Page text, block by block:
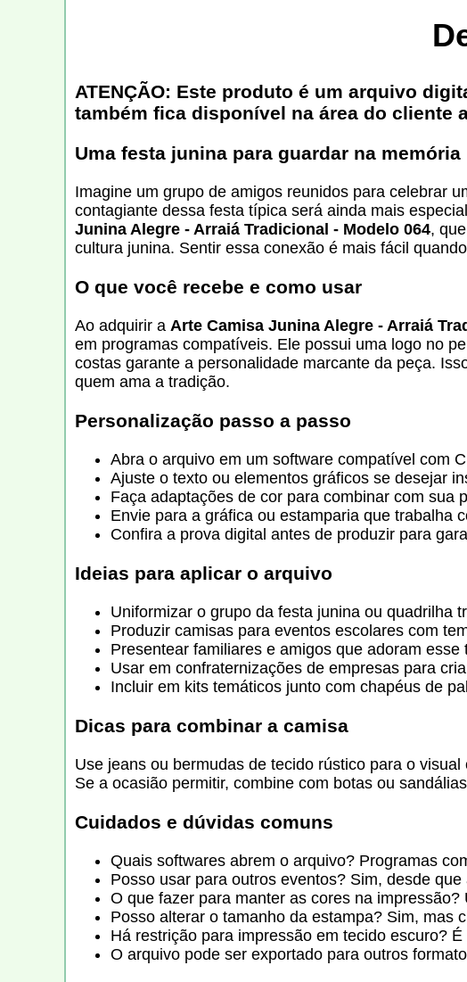
ATENÇÃO: Este produto é um arquivo
também fica disponível na área do cliente
Uma festa junina para guardar na memória
Imagine um grupo de amigos reunidos para celebrar
contagiante dessa festa típica será ainda mais
Junina Alegre - Arraiá Tradicional - Modelo 064,
cultura junina. Sentir essa conexão é mais fácil
O que você recebe e como usar
Ao adquirir a Arte Camisa Junina Alegre - Arraiá
em programas compatíveis. Ele possui uma logo no
costas garante a personalidade marcante da peça.
quem ama a tradição.
Personalização passo a passo
Abra o arquivo em um software compatível com
Ajuste o texto ou elementos gráficos se desejar
Faça adaptações de cor para combinar com sua
Envie para a gráfica ou estamparia que trabalha
Confira a prova digital antes de produzir para
Ideias para aplicar o arquivo
Uniformizar o grupo da festa junina ou quadrilha
Produzir camisas para eventos escolares com
Presentear familiares e amigos que adoram esse
Usar em confraternizações de empresas para
Incluir em kits temáticos junto com chapéus de
Dicas para combinar a camisa
Use jeans ou bermudas de tecido rústico para o
Se a ocasião permitir, combine com botas ou
Cuidados e dúvidas comuns
Quais softwares abrem o arquivo? Programas
Posso usar para outros eventos? Sim, desde
O que fazer para manter as cores na
Posso alterar o tamanho da estampa? Sim, mas
Há restrição para impressão em tecido escuro?
O arquivo pode ser exportado para outros